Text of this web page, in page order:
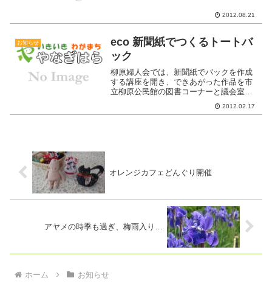
2012.08.21
お知らせ
eco 新聞紙でつくるトートバ
ック
柳原婦人会では、新聞紙でバックを作成
する講座を開き、できあがった作品を市
立柳原公民館の図書コーナーと議会室前
に展示しています。なかなか素敵です。
つくり方は、わりあいに簡単でけっこう
2012.02.17
オレンジカフェどんぐり開催
アヤメの時季も過ぎ、梅雨入り…
ホーム お知らせ